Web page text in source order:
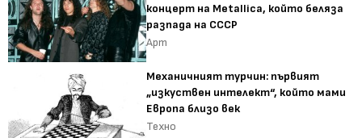
концерт на Metallica, който беляза
разпада на СССР
Арт
Механичният турчин: първият
„изкуствен интелект“, който мами
Европа близо век
Техно